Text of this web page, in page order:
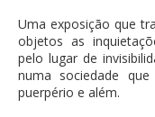
Uma exposição que
objetos as
pelo lugar de
numa sociedade
puerpério e além.